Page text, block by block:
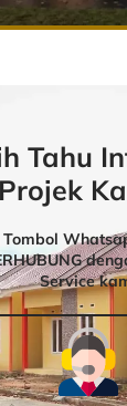
Tahu
Projek
Tombol
Service